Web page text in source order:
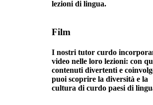
lezioni di lingua.
Film
I nostri tutor curdo
video nelle loro lezioni: con
contenuti divertenti e
puoi scoprire la diversità e la
cultura di curdo paesi di